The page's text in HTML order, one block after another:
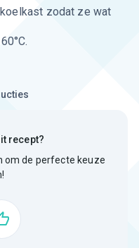
zodat ze wat
recept?
om de perfecte keuze